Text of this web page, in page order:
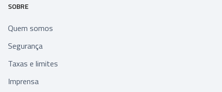
SOBRE
Quem somos
Segurança
Taxas e limites
Imprensa